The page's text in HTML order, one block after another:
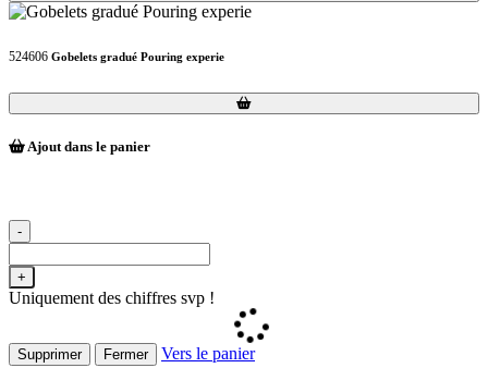
524606 Gobelets gradué Pouring experie
Loading...
Loading...
Ajout dans le panier
-
+
Uniquement des chiffres svp !
Supprimer Fermer Vers le panier